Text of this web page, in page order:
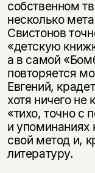
собственном
несколько
Свистонов
«детскую
а в самой
повторяется
Евгений,
хотя ничего
«тихо, точно с
и упоминаниях
свой метод и,
литературу.